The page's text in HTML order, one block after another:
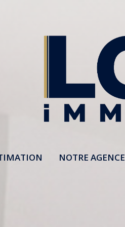
NOTRE AGENCE